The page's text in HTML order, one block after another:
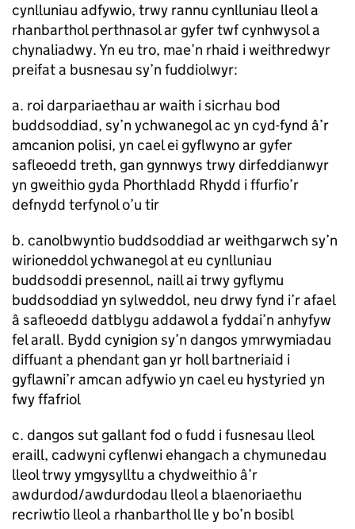
cynlluniau adfywio, trwy rannu cynlluniau lleol a
rhanbarthol perthnasol ar gyfer twf cynhwysol a
chynaliadwy. Yn eu tro, mae’n rhaid i weithredwyr
preifat a busnesau sy’n fuddiolwyr:
a. roi darpariaethau ar waith i sicrhau bod
buddsoddiad, sy’n ychwanegol ac yn cyd-fynd â’r
amcanion polisi, yn cael ei gyflwyno ar gyfer
safleoedd treth, gan gynnwys trwy dirfeddianwyr
yn gweithio gyda Phorthladd Rhydd i ffurfio’r
defnydd terfynol o’u tir
b. canolbwyntio buddsoddiad ar weithgarwch sy’n
wirioneddol ychwanegol at eu cynlluniau
buddsoddi presennol, naill ai trwy gyflymu
buddsoddiad yn sylweddol, neu drwy fynd i’r afael
â safleoedd datblygu addawol a fyddai’n anhyfyw
fel arall. Bydd cynigion sy’n dangos ymrwymiadau
diffuant a phendant gan yr holl bartneriaid i
gyflawni’r amcan adfywio yn cael eu hystyried yn
fwy ffafriol
c. dangos sut gallant fod o fudd i fusnesau lleol
eraill, cadwyni cyflenwi ehangach a chymunedau
lleol trwy ymgysylltu a chydweithio â’r
awdurdod/awdurdodau lleol a blaenoriaethu
recriwtio lleol a rhanbarthol lle y bo’n bosibl